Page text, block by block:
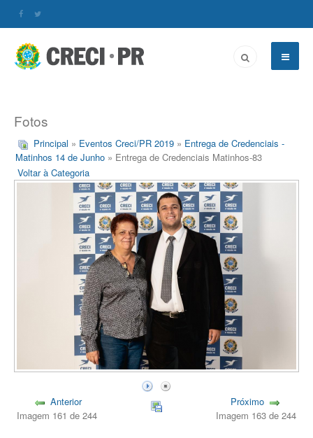
Fotos
Principal » Eventos Creci/PR 2019 » Entrega de Credenciais -
Matinhos 14 de Junho » Entrega de Credenciais Matinhos-83
Voltar à Categoria
Anterior
Imagem 161 de 244
Próximo
Imagem 163 de 244